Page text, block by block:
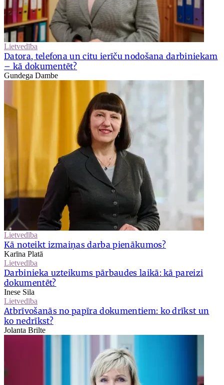
Lietvedība
Datora, telefona un citu ierīču nodošana darbiniekam
– kā dokumentēt?
Gundega Dambe
Lietvedība
Kā noteikt izmaiņas darba pienākumos?
Karīna Platā
Lietvedība
Darbinieka uzteikums pārbaudes laikā: kā pareizi
dokumentēt?
Inese Sila
Lietvedība
Atbrīvošanās no papīra dokumentiem: ko drīkst un
ko nedrīkst?
Jolanta Brilte